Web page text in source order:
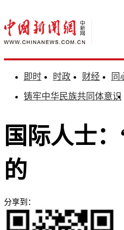
即时 时政 财经 同
铸牢中华民族共同体意识
国际人士
的
分享到：